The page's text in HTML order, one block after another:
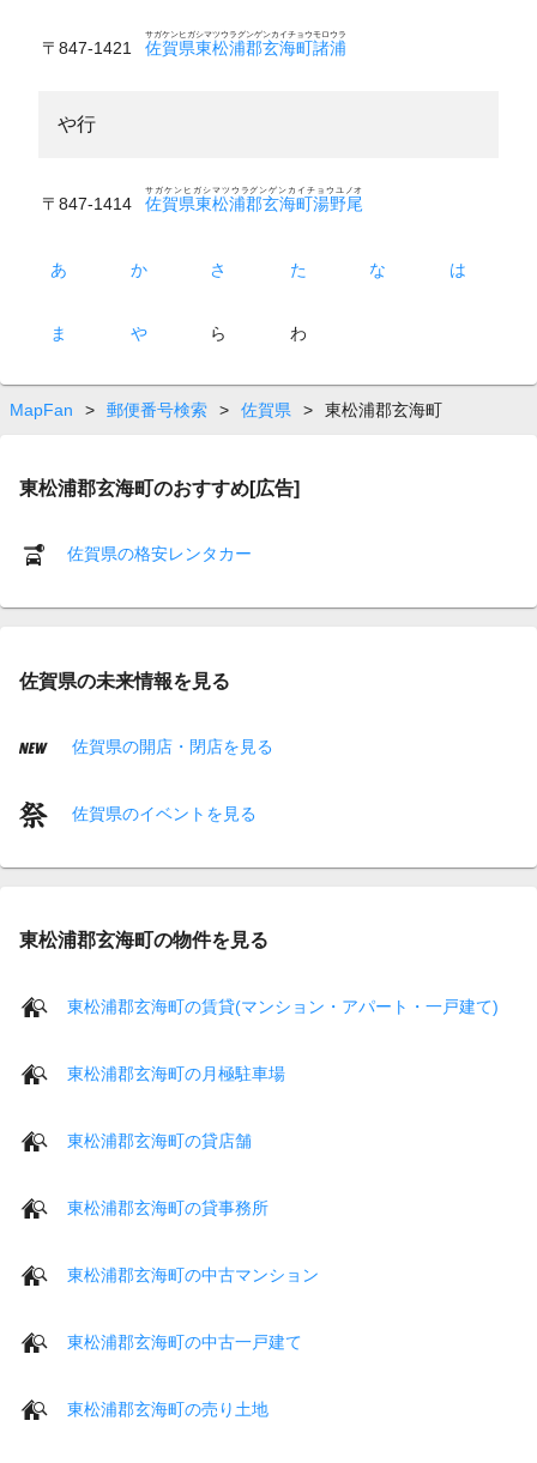
〒847-1421 佐賀県東松浦郡玄海町諸浦
サガケンヒガシマツウラグンゲンカイチョウモロウラ
や行
〒847-1414 佐賀県東松浦郡玄海町湯野尾
サガケンヒガシマツウラグンゲンカイチョウユノオ
あ か さ た な は
ま や ら わ
MapFan > 郵便番号検索 > 佐賀県 > 東松浦郡玄海町
東松浦郡玄海町のおすすめ[広告]
佐賀県の格安レンタカー
佐賀県の未来情報を見る
佐賀県の開店・閉店を見る
佐賀県のイベントを見る
東松浦郡玄海町の物件を見る
東松浦郡玄海町の賃貸(マンション・アパート・一戸建て)
東松浦郡玄海町の月極駐車場
東松浦郡玄海町の貸店舗
東松浦郡玄海町の貸事務所
東松浦郡玄海町の中古マンション
東松浦郡玄海町の中古一戸建て
東松浦郡玄海町の売り土地